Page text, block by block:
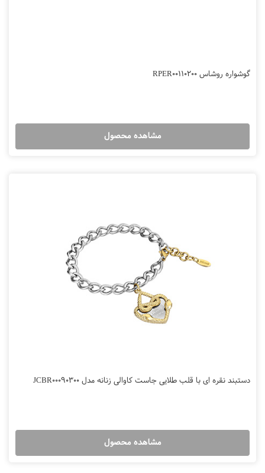
گوشواره روشاس RPER00110200
مشاهده محصول
دستبند نقره ای با قلب طلایی جاست کاوالی زنانه مدل JCBR00090300
مشاهده محصول